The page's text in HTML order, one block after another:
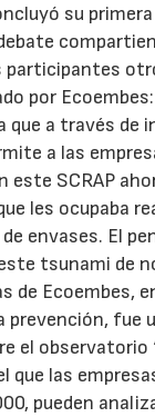
su
participantes
por
que a través de
a las
este SCRAP
les ocupaba
envases. El
tsunami de
de Ecoembes,
prevención, fue
el observatorio
que las
pueden